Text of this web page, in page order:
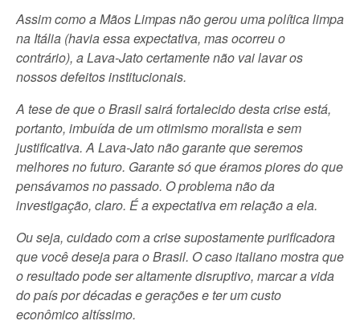
Assim como a Mãos Limpas não gerou uma política limpa
na Itália (havia essa expectativa, mas ocorreu o
contrário), a Lava-Jato certamente não vai lavar os
nossos defeitos institucionais.
A tese de que o Brasil sairá fortalecido desta crise está,
portanto, imbuída de um otimismo moralista e sem
justificativa. A Lava-Jato não garante que seremos
melhores no futuro. Garante só que éramos piores do que
pensávamos no passado. O problema não da
investigação, claro. É a expectativa em relação a ela.
Ou seja, cuidado com a crise supostamente purificadora
que você deseja para o Brasil. O caso italiano mostra que
o resultado pode ser altamente disruptivo, marcar a vida
do país por décadas e gerações e ter um custo
econômico altíssimo.